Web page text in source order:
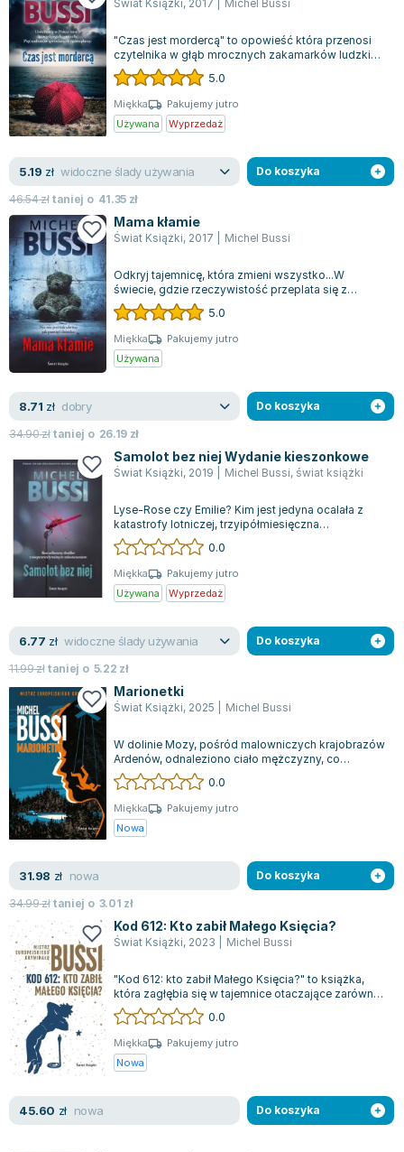
Świat Książki, 2017 Michel Bussi
"Czas jest mordercą" to opowieść która przenosi
czytelnika w głąb mrocznych zakamarków ludzkiej
psychiki, gdzie przeszłość i teraź...
5.0
Miękka
Pakujemy jutro
Używana
Wyprzedaż
5.19 zł widoczne ślady używania
46.54złtaniej o 41.35 zł
Do koszyka
Mama kłamie
Świat Książki, 2017 Michel Bussi
Odkryj tajemnicę, która zmieni wszystko...W
świecie, gdzie rzeczywistość przeplata się z
wyobraźnią, a prawda staje się ulotna nic...
5.0
Miękka
Pakujemy jutro
Używana
8.71 zł dobry
34.90złtaniej o 26.19 zł
Do koszyka
Samolot bez niej Wydanie kieszonkowe
Świat Książki, 2019 Michel Bussi, świat książki
Lyse-Rose czy Emilie? Kim jest jedyna ocalała z
katastrofy lotniczej, trzyipółmiesięczna
dziewczynka? Dwie rodziny, jedna uboga, d...
0.0
Miękka
Pakujemy jutro
Używana
Wyprzedaż
6.77 zł widoczne ślady używania
11.99złtaniej o 5.22 zł
Do koszyka
Marionetki
Świat Książki, 2025 Michel Bussi
W dolinie Mozy, pośród malowniczych krajobrazów
Ardenów, odnaleziono ciało mężczyzny, co
wywołuje wiele pytań. Okoliczności jego ś...
0.0
Miękka
Pakujemy jutro
Nowa
31.98 zł nowa
34.99złtaniej o 3.01 zł
Do koszyka
Kod 612: Kto zabił Małego Księcia?
Świat Książki, 2023 Michel Bussi
"Kod 612: kto zabił Małego Księcia?" to książka,
która zagłębia się w tajemnice otaczające zarówno
kultowe dzieło literackie, jak...
0.0
Miękka
Pakujemy jutro
Nowa
45.60 zł nowa Do koszyka